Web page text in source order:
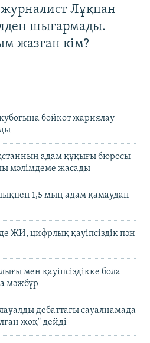
Лұқпан
шығармады.
жазған кім?
бойкот жариялау
адам құқығы бюросы
мәлімдеме жасады
1,5 мың адам қамаудан
ЖИ, цифрлық қауіпсіздік пән
мен қауіпсіздікке бола
мәжбүр
дебаттағы сауалнамада
жоқ" дейді